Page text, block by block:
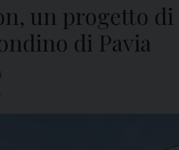
un progetto
di Pavia